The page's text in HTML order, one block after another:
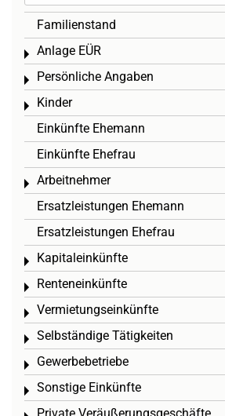
Familienstand
Anlage EÜR
Toggle menu
Persönliche Angaben
Toggle menu
Kinder
Toggle menu
Einkünfte Ehemann
Einkünfte Ehefrau
Arbeitnehmer
Toggle menu
Ersatzleistungen Ehemann
Ersatzleistungen Ehefrau
Kapitaleinkünfte
Toggle menu
Renteneinkünfte
Toggle menu
Vermietungseinkünfte
Toggle menu
Selbständige Tätigkeiten
Toggle menu
Gewerbebetriebe
Toggle menu
Sonstige Einkünfte
Toggle menu